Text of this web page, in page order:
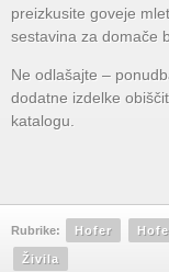
preizkusite goveje
sestavina za domače
Ne odlašajte –
dodatne izdelke
katalogu.
Rubrike: Hofer
Živila